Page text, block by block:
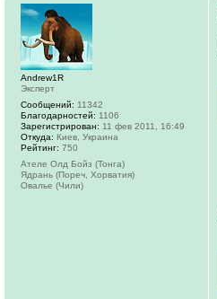
Andrew1R
Эксперт
Сообщений: 11342
Благодарностей: 1106
Зарегистрирован: 11 фев 2011, 16:49
Откуда: Киев, Украина
Рейтинг: 750
Ателе Олд Бойз (Тонга)
Ядрань (Пореч, Хорватия)
Овалье (Чили)